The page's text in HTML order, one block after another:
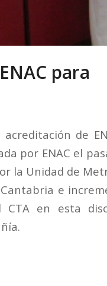
para
de
por ENAC el
la Unidad de
e
CTA en esta